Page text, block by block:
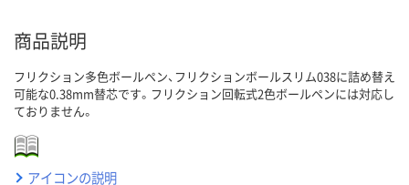
商品説明
フリクション多色ボールペン、フリクションボールスリム038に詰め替え
可能な0.38mm替芯です。フリクション回転式2色ボールペンには対応し
ておりません。
アイコンの説明